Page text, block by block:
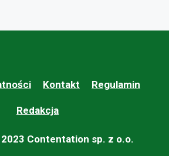
Kontakt Regulamin
Redakcja
Contentation sp. z o.o.